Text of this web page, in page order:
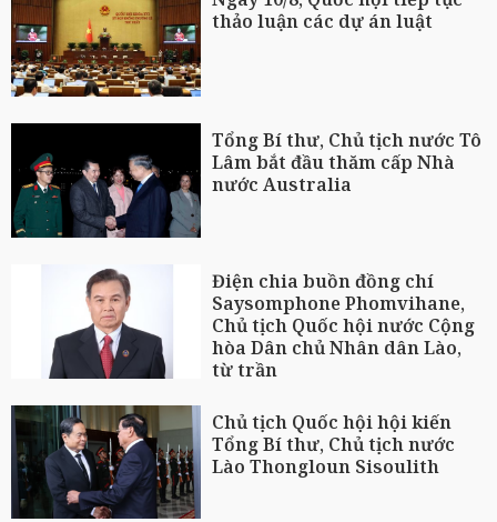
thảo luận các dự án luật
Tổng Bí thư, Chủ tịch nước Tô
Lâm bắt đầu thăm cấp Nhà
nước Australia
Điện chia buồn đồng chí
Saysomphone Phomvihane,
Chủ tịch Quốc hội nước Cộng
hòa Dân chủ Nhân dân Lào,
từ trần
Chủ tịch Quốc hội hội kiến
Tổng Bí thư, Chủ tịch nước
Lào Thongloun Sisoulith